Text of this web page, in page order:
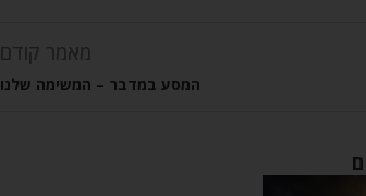
מאמר קודם
המסע במדבר – המשימה שלנו